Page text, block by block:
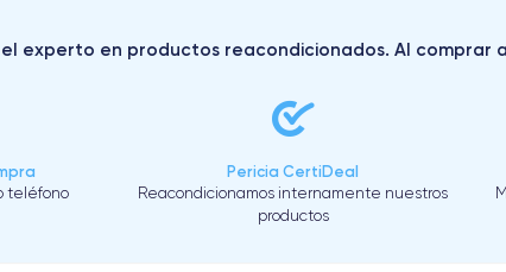
experto en productos reacondicionados. Al comprar
teléfono
Pericia CertiDeal
Reacondicionamos internamente nuestros
productos